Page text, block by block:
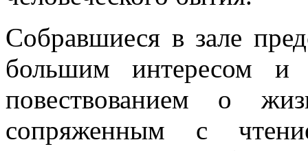
Собравшиеся в зале
большим интересом и
повествованием о
сопряженным с